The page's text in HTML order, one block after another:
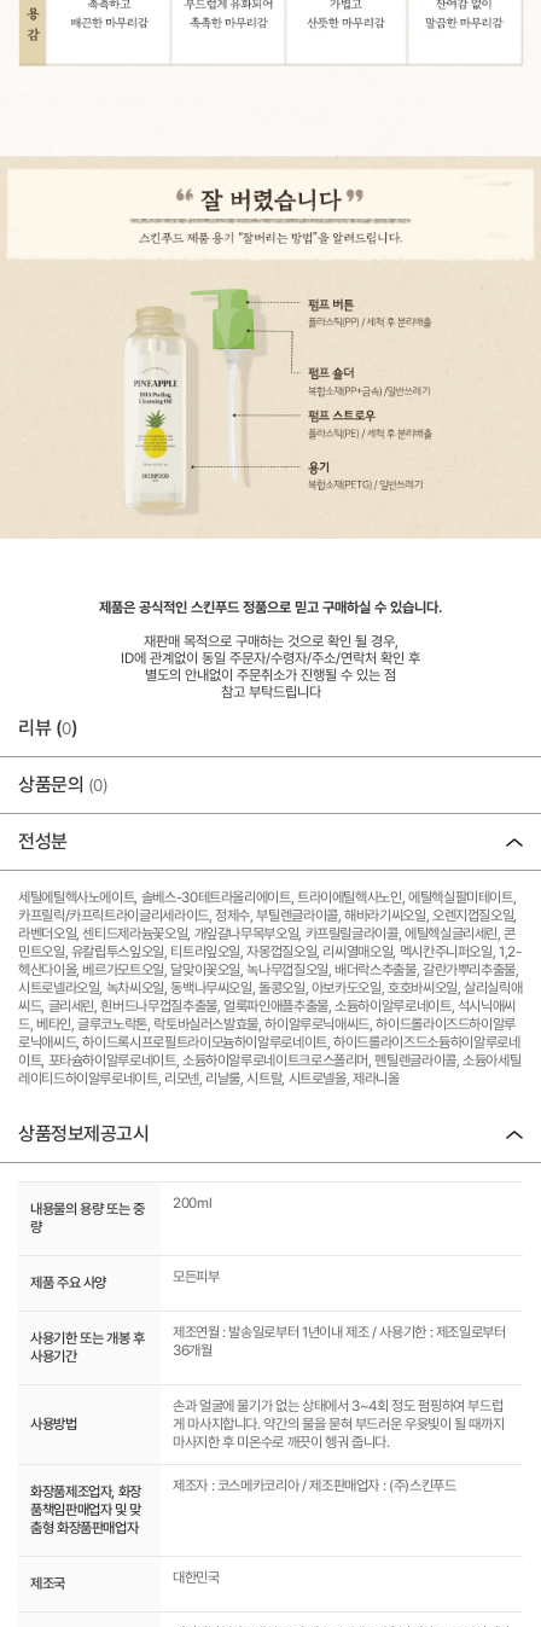
제품은 공식적인 스킨푸드 정품으로 믿고 구매하실 수 있습니다.
재판매 목적으로 구매하는 것으로 확인 될 경우,
ID에 관계없이 동일 주문자/수령자/주소/연락처 확인 후
별도의 안내없이 주문취소가 진행될 수 있는 점
참고 부탁드립니다
리뷰 (0)
상품문의 (0)
전성분
세틸에틸헥사노에이트, 솔베스-30테트라올리에이트, 트라이에틸헥사노인, 에틸헥실팔미테이트,
카프릴릭/카프릭트라이글리세라이드, 정제수, 부틸렌글라이콜, 해바라기씨오일, 오렌지껍질오일,
라벤더오일, 센티드제라늄꽃오일, 개잎갈나무목부오일, 카프릴릴글라이콜, 에틸헥실글리세린, 콘
민트오일, 유칼립투스잎오일, 티트리잎오일, 자몽껍질오일, 리씨열매오일, 멕시칸주니퍼오일, 1,2-
헥산다이올, 베르가모트오일, 달맞이꽃오일, 녹나무껍질오일, 배더락스추출물, 갈란가뿌리추출물,
시트로넬라오일, 녹차씨오일, 동백나무씨오일, 돌콩오일, 아보카도오일, 호호바씨오일, 살리실릭애
씨드, 글리세린, 흰버드나무껍질추출물, 얼룩파인애플추출물, 소듐하이알루로네이트, 석시닉애씨
드, 베타인, 글루코노락톤, 락토바실러스발효물, 하이알루로닉애씨드, 하이드롤라이즈드하이알루
로닉애씨드, 하이드록시프로필트라이모늄하이알루로네이트, 하이드롤라이즈드소듐하이알루로네
이트, 포타슘하이알루로네이트, 소듐하이알루로네이트크로스폴리머, 펜틸렌글라이콜, 소듐아세틸
레이티드하이알루로네이트, 리모넨, 리날룰, 시트랄, 시트로넬올, 제라니올
상품정보제공고시
내용물의 용량 또는 중
량
200ml
제품 주요 사양 모든피부
사용기한 또는 개봉 후
사용기간
제조연월 : 발송일로부터 1년이내 제조 / 사용기한 : 제조일로부터
36개월
사용방법
손과 얼굴에 물기가 없는 상태에서 3~4회 정도 펌핑하여 부드럽
게 마사지합니다. 약간의 물을 묻혀 부드러운 우윳빛이 될 때까지
마사지한 후 미온수로 깨끗이 헹궈 줍니다.
화장품제조업자, 화장
품책임판매업자 및 맞
춤형 화장품판매업자
제조자 : 코스메카코리아 / 제조판매업자 : (주)스킨푸드
제조국 대한민국